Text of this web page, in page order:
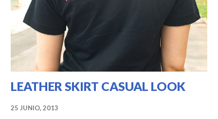
LEATHER SKIRT CASUAL LOOK
25 JUNIO, 2013